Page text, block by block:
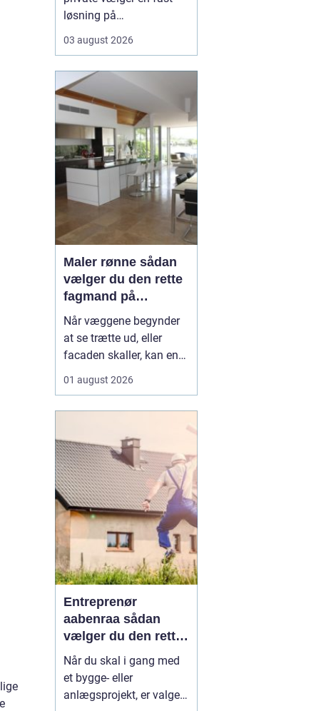
løsning på
både mere dagslys, et
førstehåndsindtryk og
mindre praktisk bøvl i
hverdagen. Mange i
området v&aeli...
03 august 2026
Maler rønne sådan
vælger du den rette
fagmand på
bornholm
Når væggene begynder
at se trætte ud, eller
facaden skaller, kan en
enorm forskel. Mange
spørgsmålet: Skal vi selv
i gang med penslen, eller
skal vi få professionel
hjælp? Særligt i Rønne,
h...
01 august 2026
Entreprenør
aabenraa sådan
vælger du den rette
til dit projekt
Når du skal i gang med
et bygge- eller
anlægsprojekt, er valget